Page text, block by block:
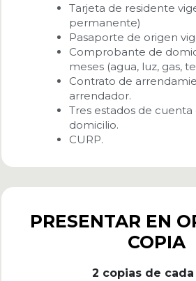
Tarjeta de residente
permanente)
Pasaporte de origen
Comprobante de
meses (agua, luz, gas,
Contrato de
arrendador.
Tres estados de
domicilio.
CURP.
PRESENTAR EN
COPIA
2 copias de